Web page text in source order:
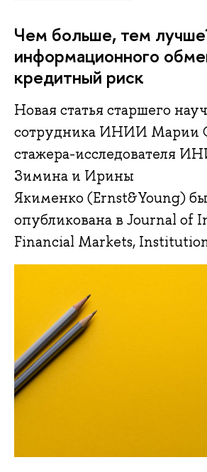
Чем больше, тем
информационного
кредитный риск
Новая статья старшего
сотрудника ИНИИ Марии
стажера-исследователя
Зимина и Ирины
Якименко (Ernst&Young)
опубликована в Journal of
Financial Markets,